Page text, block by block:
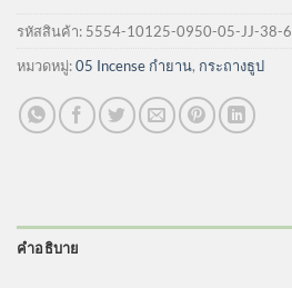
รหัสสินค้า: 5554-10125-0950-05-JJ-38-6
หมวดหมู่:05 Incense กำยาน, กระถางธูป
คำอธิบาย